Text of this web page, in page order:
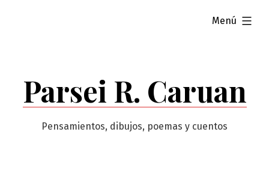
Parsei R. Caruan
Pensamientos, dibujos, poemas y cuentos
Menú
ampliado